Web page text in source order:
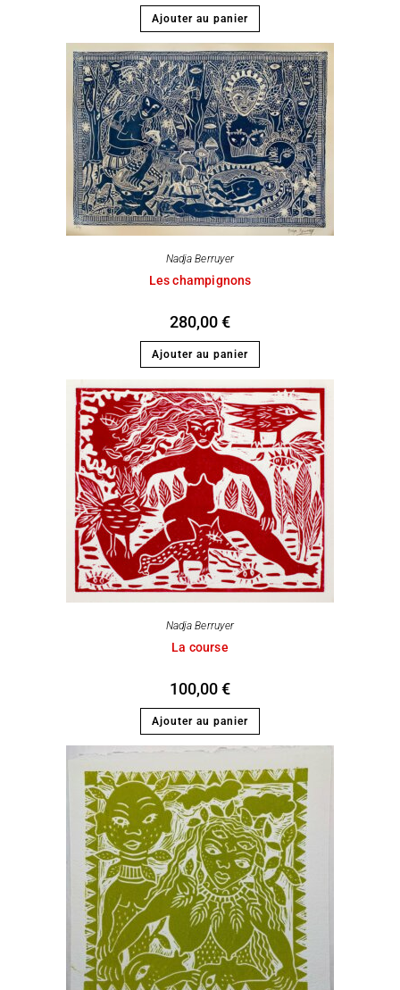
Ajouter au panier
Nadja Berruyer
Les champignons
280,00€
Ajouter au panier
Nadja Berruyer
La course
100,00€
Ajouter au panier